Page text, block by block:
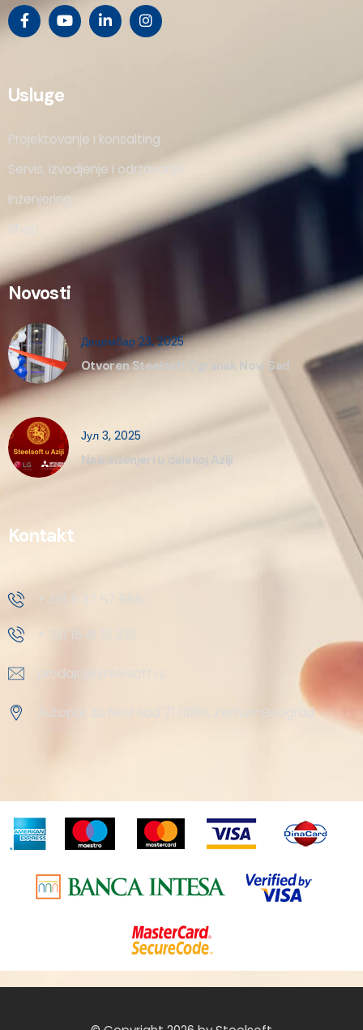
Usluge
Projektovanje i konsalting
Servis, izvodjenje i održavanje
Inženjering
Shop
Novosti
Децембар 23, 2025
Otvoren Steelsoft Ogranak Novi Sad
Јул 3, 2025
Naši inženjeri u dalekoj Aziji
Kontakt
+ 381 11 37 57 555
+ 381 18 41 51 230
prodaja@steelsoft.rs
Autoput za Novi Sad 71 11080, Zemun-Beograd